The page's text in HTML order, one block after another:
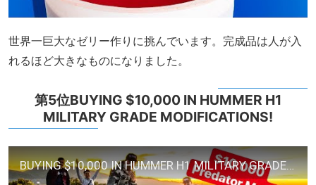
世界一巨大なゼリー作りに挑んでいます。完成品は人が入
れるほど大きなものになりました。
第5位BUYING $10,000 IN HUMMER H1
MILITARY GRADE MODIFICATIONS!
BUYING $10,000 IN HUMMER H1 MILITARY GRADE MODIFICATIONS!